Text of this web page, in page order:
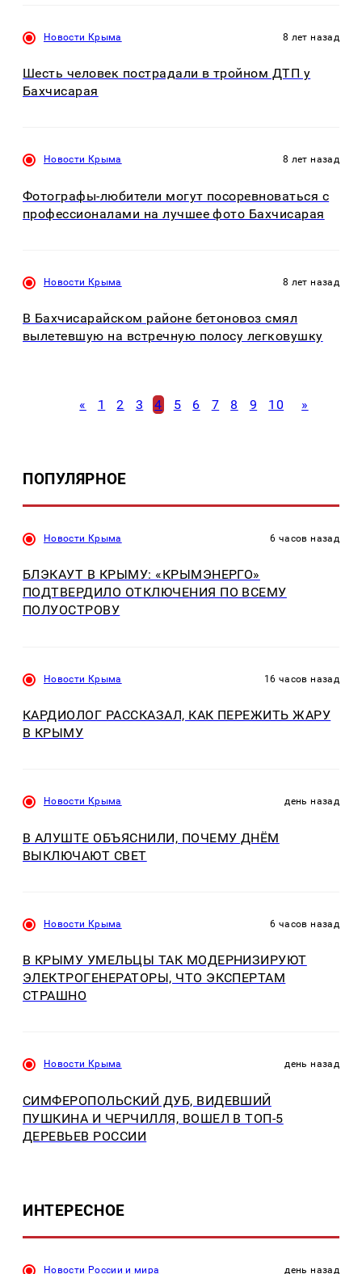
Новости Крыма 8 лет назад
Шесть человек пострадали в тройном ДТП у
Бахчисарая
Новости Крыма 8 лет назад
Фотографы-любители могут посоревноваться с
профессионалами на лучшее фото Бахчисарая
Новости Крыма 8 лет назад
В Бахчисарайском районе бетоновоз смял
вылетевшую на встречную полосу легковушку
« 1 2 3 4 5 6 7 8 9 10 »
ПОПУЛЯРНОЕ
Новости Крыма 6 часов назад
БЛЭКАУТ В КРЫМУ: «КРЫМЭНЕРГО»
ПОДТВЕРДИЛО ОТКЛЮЧЕНИЯ ПО ВСЕМУ
ПОЛУОСТРОВУ
Новости Крыма 16 часов назад
КАРДИОЛОГ РАССКАЗАЛ, КАК ПЕРЕЖИТЬ ЖАРУ
В КРЫМУ
Новости Крыма день назад
В АЛУШТЕ ОБЪЯСНИЛИ, ПОЧЕМУ ДНЁМ
ВЫКЛЮЧАЮТ СВЕТ
Новости Крыма 6 часов назад
В КРЫМУ УМЕЛЬЦЫ ТАК МОДЕРНИЗИРУЮТ
ЭЛЕКТРОГЕНЕРАТОРЫ, ЧТО ЭКСПЕРТАМ
СТРАШНО
Новости Крыма день назад
СИМФЕРОПОЛЬСКИЙ ДУБ, ВИДЕВШИЙ
ПУШКИНА И ЧЕРЧИЛЛЯ, ВОШЕЛ В ТОП-5
ДЕРЕВЬЕВ РОССИИ
ИНТЕРЕСНОЕ
Новости России и мира день назад